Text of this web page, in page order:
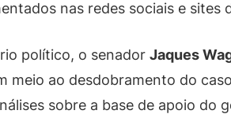
nas redes sociais e sites
político, o senador Jaques
meio ao desdobramento do
sobre a base de apoio do